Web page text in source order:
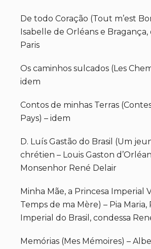
De todo Coração (Tout m’est
Isabelle de Orléans e Bragança,
Paris
Os caminhos sulcados (Les
idem
Contos de minhas Terras
Pays) – idem
D. Luís Gastão do Brasil (Um
chrétien – Louis Gaston
Monsenhor René Delair
Minha Mãe, a Princesa Imperial
Temps de ma Mère) – Pia Maria,
Imperial do Brasil, condessa
Memórias (Mes Mémoires) –